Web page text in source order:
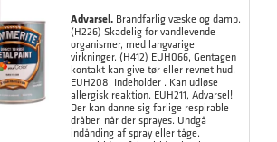
Advarsel. Brandfarlig væske og damp.
(H226) Skadelig for vandlevende
organismer, med langvarige
virkninger. (H412) EUH066, Gentagen
kontakt kan give tør eller revnet hud.
EUH208, Indeholder . Kan udløse
allergisk reaktion. EUH211, Advarsel!
Der kan danne sig farlige respirable
dråber, når der sprayes. Undgå
indånding af spray eller tåge.